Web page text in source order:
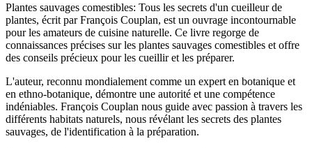
Plantes sauvages comestibles: Tous les secrets d'un cueilleur de
plantes, écrit par François Couplan, est un ouvrage incontournable
pour les amateurs de cuisine naturelle. Ce livre regorge de
connaissances précises sur les plantes sauvages comestibles et offre
des conseils précieux pour les cueillir et les préparer.
L'auteur, reconnu mondialement comme un expert en botanique et
en ethno-botanique, démontre une autorité et une compétence
indéniables. François Couplan nous guide avec passion à travers les
différents habitats naturels, nous révélant les secrets des plantes
sauvages, de l'identification à la préparation.